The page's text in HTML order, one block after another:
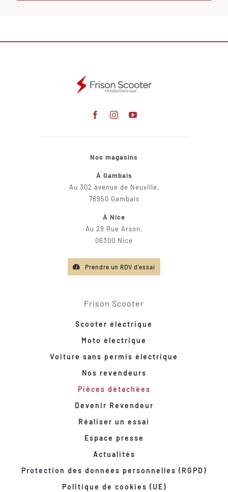
Nos magasins
À Gambais
Au 302 avenue de Neuville,
78950 Gambais
À Nice
Au 29 Rue Arson,
06300 Nice
Prendre un RDV d'essai
Frison Scooter
Scooter électrique
Moto électrique
Voiture sans permis électrique
Nos revendeurs
Pièces détachées
Devenir Revendeur
Réaliser un essai
Espace presse
Actualités
Protection des données personnelles (RGPD)
Politique de cookies (UE)